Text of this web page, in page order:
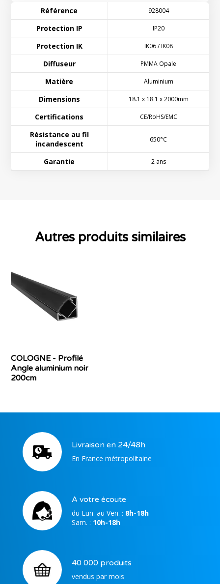
Référence 928004
Protection IP IP20
Protection IK IK06 / IK08
Diffuseur PMMA Opale
Matière Aluminium
Dimensions 18.1 x 18.1 x 2000mm
Certifications CE/RoHS/EMC
Résistance au fil
incandescent
650°C
Garantie 2 ans
Autres produits similaires
COLOGNE - Profilé
Angle aluminium noir
200cm
Livraison en 24/48h
En France métropolitaine
A votre écoute
du Lun. au Ven. : 8h-18h
Sam. : 10h-18h
40 000 produits
vendus par mois